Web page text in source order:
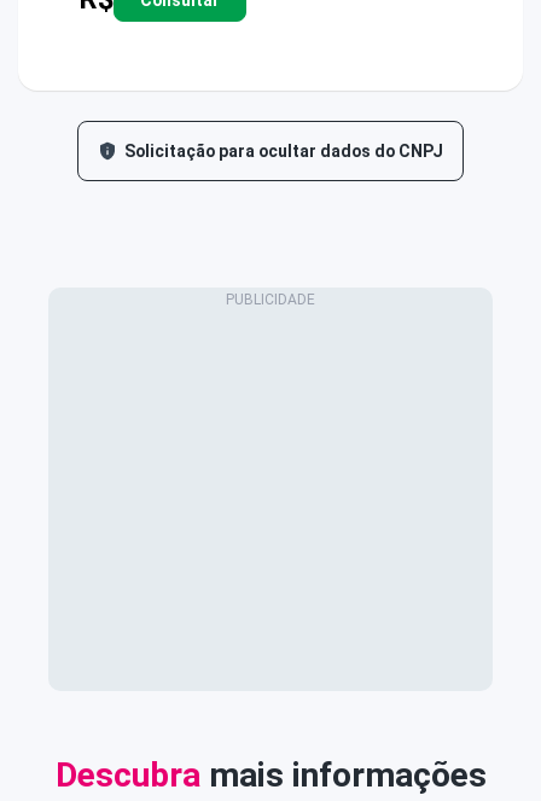
Solicitação para ocultar dados do CNPJ
Descubramais informações